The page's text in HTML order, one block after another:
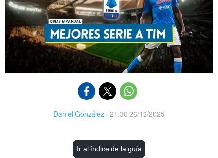
Daniel González · 21:30 26/12/2025
Ir al índice de la guía